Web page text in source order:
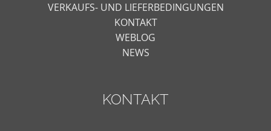
VERKAUFS- UND LIEFERBEDINGUNGEN
KONTAKT
WEBLOG
NEWS
KONTAKT